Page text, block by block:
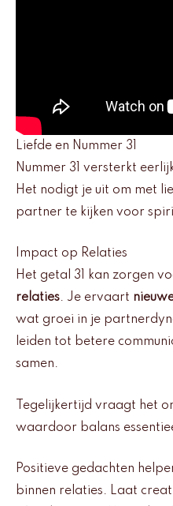
Liefde en Nummer 31
Nummer 31 versterkt
Het nodigt je uit om met
partner te kijken voor
Impact op Relaties
Het getal 31 kan zorgen
relaties. Je ervaart
wat groei in je
leiden tot betere
samen.
Tegelijkertijd vraagt het
waardoor balans
Positieve gedachten
binnen relaties. Laat